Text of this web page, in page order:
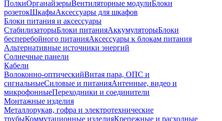
ПолкиОрганайзерыВентиляторные модулиБлоки
розетокШкафыАксессуары для шкафов
Блоки питания и аксессуары
СтабилизаторыБлоки питанияАккумуляторыБлоки
бесперебойного питанияАксессуары к блокам питания
Альтернативные источники энергий
Солнечные панели
Кабели
Волоконно-оптическийВитая пара, ОПС и
сигнальныеСиловые и питанияАнтенные, видео и
микрофонныеПереходники и соединители
Монтажные изделия
Металлорукав, гофра и электротехнические
трубыКоммутационные изделияКрепежные и расходные